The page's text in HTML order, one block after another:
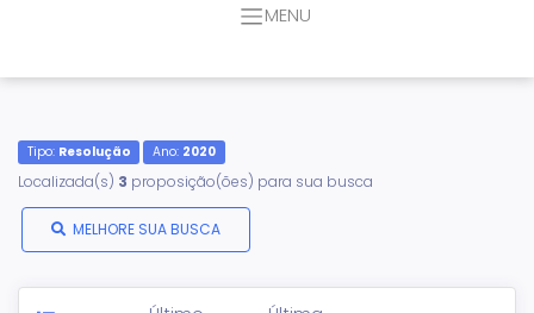
MENU
Tipo: Resolução Ano: 2020
Localizada(s) 3 proposição(ões) para sua busca
MELHORE SUA BUSCA